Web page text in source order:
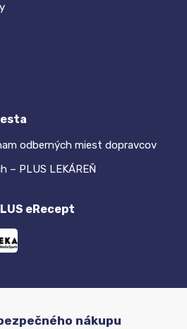
odberných miest dopravcov
– PLUS LEKÁREŇ
eRecept
nákupu